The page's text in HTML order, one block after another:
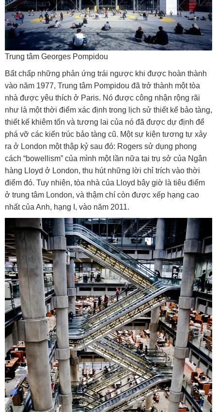
Trung tâm Georges Pompidou
Bất chấp những phản ứng trái ngược khi được hoàn thành
vào năm 1977, Trung tâm Pompidou đã trở thành một tòa
nhà được yêu thích ở Paris. Nó được công nhận rộng rãi
như là một thời điểm xác định trong lịch sử thiết kế bảo tàng,
thiết kế khiêm tốn và tương lai của nó đã được dự định để
phá vỡ các kiến trúc bảo tàng cũ. Một sự kiện tương tự xảy
ra ở London một thập kỷ sau đó: Rogers sử dụng phong
cách “bowellism” của mình một lần nữa tại trụ sở của Ngân
hàng Lloyd ở London, thu hút những lời chỉ trích vào thời
điểm đó. Tuy nhiên, tòa nhà của Lloyd bây giờ là tiêu điểm
ở trung tâm London, và thậm chí còn được xếp hạng cao
nhất của Anh, hạng I, vào năm 2011.